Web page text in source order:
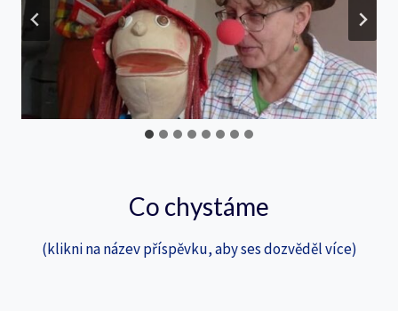
Co chystáme
(klikni na název příspěvku, aby ses dozvěděl více)